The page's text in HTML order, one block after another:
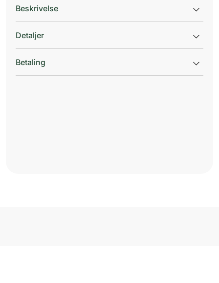
Beskrivelse
Detaljer
Betaling